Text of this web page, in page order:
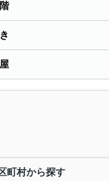
町村から探す